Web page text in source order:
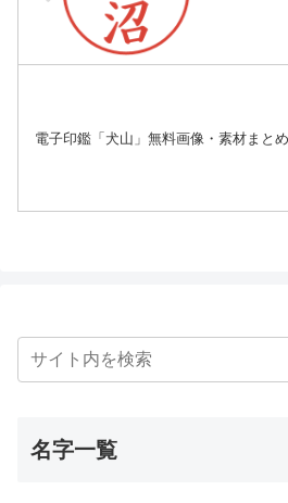
電子印鑑「犬山」無料画像・素材まとめ
名字一覧